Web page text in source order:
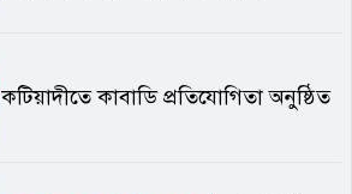
কটিয়াদীতে কাবাডি প্রতিযোগিতা অনুষ্ঠিত